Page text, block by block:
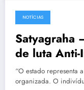
7 de junho de 2013
NOTÍCIAS
Satyagraha
de luta Anti-
Gandhi
“O estado representa
organizada. O